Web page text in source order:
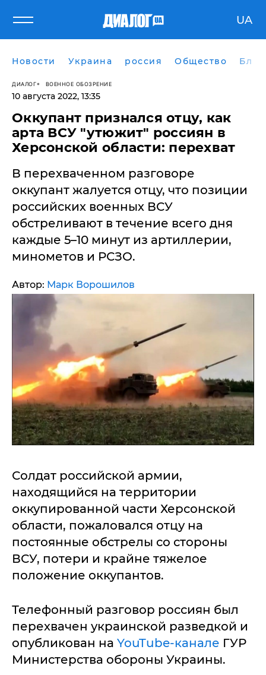
UA
Новости Украина россия Общество
ДИАЛОГ ВОЕННОЕ ОБОЗРЕНИЕ
10 августа 2022, 13:35
Оккупант признался отцу, как
арта ВСУ "утюжит" россиян в
Херсонской области: перехват
В перехваченном разговоре
оккупант жалуется отцу, что позиции
российских военных ВСУ
обстреливают в течение всего дня
каждые 5–10 минут из артиллерии,
минометов и РСЗО.
Автор: Марк Ворошилов
Солдат российской армии,
находящийся на территории
оккупированной части Херсонской
области, пожаловался отцу на
постоянные обстрелы со стороны
ВСУ, потери и крайне тяжелое
положение оккупантов.
Телефонный разговор россиян был
перехвачен украинской разведкой и
опубликован на YouTube-канале ГУР
Министерства обороны Украины.